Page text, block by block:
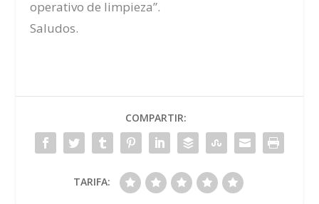
operativo de limpieza”.
Saludos.
COMPARTIR:
TARIFA: